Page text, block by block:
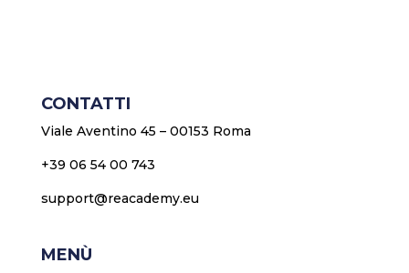
CONTATTI
Viale Aventino 45 – 00153 Roma
+39 06 54 00 743
support@reacademy.eu
MENÙ